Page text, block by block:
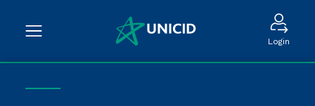
Login